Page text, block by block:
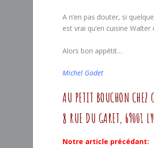
A n’en pas douter, si
est vrai qu’en cuisine
Alors bon appétit…
Michel Godet
AU PETIT BOUCHON CHEZ
8 RUE DU GARET, 69001
Notre article précédant: